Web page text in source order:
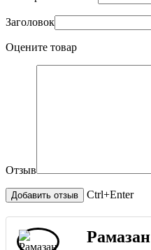
Заголовок
Оцените товар
Отзыв
Ctrl+Enter
Рамазан